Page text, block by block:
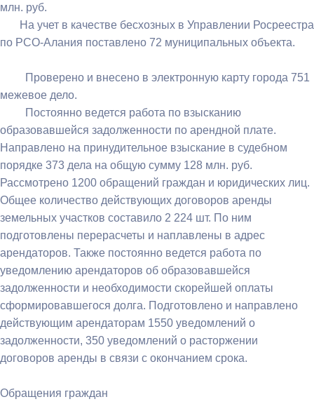
млн. руб.
На учет в качестве бесхозных в Управлении Росреестра
по РСО-Алания поставлено 72 муниципальных объекта.
Проверено и внесено в электронную карту города 751
межевое дело.
Постоянно ведется работа по взысканию
образовавшейся задолженности по арендной плате.
Направлено на принудительное взыскание в судебном
порядке 373 дела на общую сумму 128 млн. руб.
Рассмотрено 1200 обращений граждан и юридических лиц.
Общее количество действующих договоров аренды
земельных участков составило 2 224 шт. По ним
подготовлены перерасчеты и наплавлены в адрес
арендаторов. Также постоянно ведется работа по
уведомлению арендаторов об образовавшейся
задолженности и необходимости скорейшей оплаты
сформировавшегося долга. Подготовлено и направлено
действующим арендаторам 1550 уведомлений о
задолженности, 350 уведомлений о расторжении
договоров аренды в связи с окончанием срока.
Обращения граждан